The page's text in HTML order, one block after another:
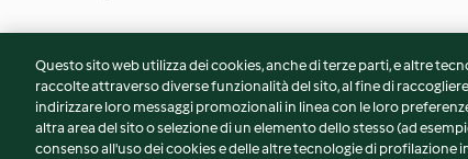
Questo sito web utilizza dei cookies, anche di terze parti, e altre
raccolte attraverso diverse funzionalità del sito, al fine di
indirizzare loro messaggi promozionali in linea con le loro
altra area del sito o selezione di un elemento dello stesso (ad
consenso all'uso dei cookies e delle altre tecnologie di profilazione